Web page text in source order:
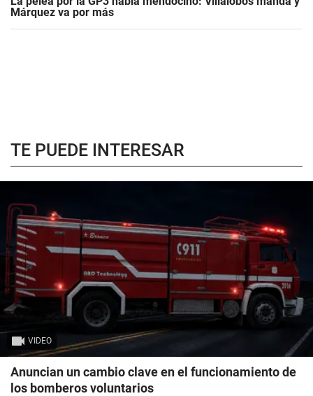
Márquez va por más
TE PUEDE INTERESAR
VIDEO
Anuncian un cambio clave en el funcionamiento de
los bomberos voluntarios